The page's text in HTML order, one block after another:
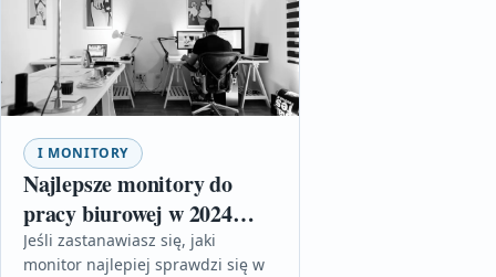
I MONITORY
Najlepsze monitory do
pracy biurowej w 2024
roku
Jeśli zastanawiasz się, jaki
monitor najlepiej sprawdzi się w